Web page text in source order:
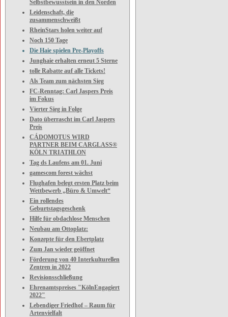
Selbstbewusstsein in den Norden
Leidenschaft, die
zusammenschweißt
RheinStars holen weiter auf
Noch 150 Tage
Die Haie spielen Pre-Playoffs
Junghaie erhalten erneut 5 Sterne
tolle Rabatte auf alle Tickets!
Als Team zum nächsten Sieg
FC-Renntag: Carl Jaspers Preis
im Fokus
Vierter Sieg in Folge
Dato überrascht im Carl Jaspers
Preis
CÁDOMOTUS WIRD
PARTNER BEIM CARGLASS®
KÖLN TRIATHLON
Tag ds Laufens am 01. Juni
gamescom forest wächst
Flughafen belegt ersten Platz beim
Wettbewerb „Büro & Umwelt“
Ein rollendes
Geburtstagsgeschenk
Hilfe für obdachlose Menschen
Neubau am Ottoplatz:
Konzepte für den Ebertplatz
Zum Jan wieder geöffnet
Förderung von 40 Interkulturellen
Zentren in 2022
Revisionsschließung
Ehrenamtspreises "KölnEngagiert
2022"
Lebendiger Friedhof – Raum für
Artenvielfalt